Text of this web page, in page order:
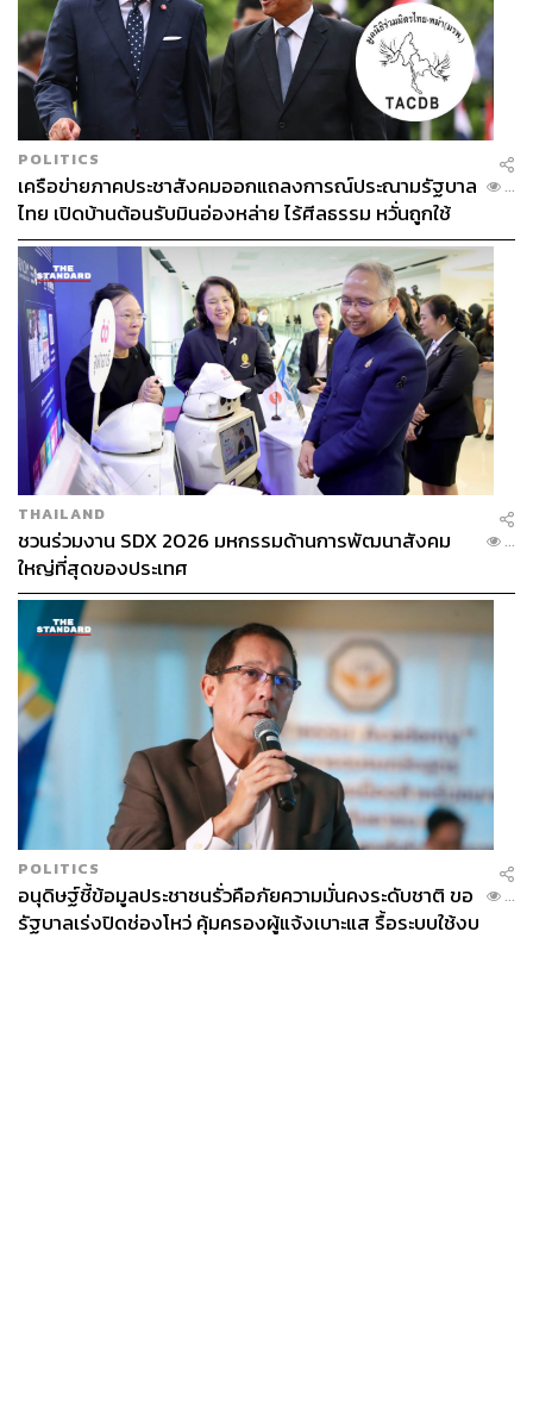
POLITICS
เครือข่ายภาคประชาสังคมออกแถลงการณ์ประณามรัฐบาล
ไทย เปิดบ้านต้อนรับมินอ่องหล่าย ไร้ศีลธรรม หวั่นถูกใช้
เป็นเครื่องมือกดขี่ชาวเมียนมา
...
THAILAND
ชวนร่วมงาน SDX 2026 มหกรรมด้านการพัฒนาสังคม
ใหญ่ที่สุดของประเทศ
...
POLITICS
อนุดิษฐ์ชี้ข้อมูลประชาชนรั่วคือภัยความมั่นคงระดับชาติ ขอ
รัฐบาลเร่งปิดช่องโหว่ คุ้มครองผู้แจ้งเบาะแส รื้อระบบใช้งบ
...